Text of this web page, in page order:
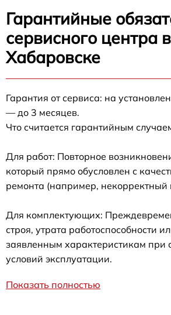
Гарантийные
сервисного центра в
Хабаровске
Гарантия от сервиса: на
— до 3 месяцев.
Что считается гарантийным
Для работ: Повторное
который прямо обусловлен с
ремонта (например, некорректный
Для комплектующих:
строя, утрата работоспособности
заявленным характеристикам при
условий эксплуатации.
Показать полностью